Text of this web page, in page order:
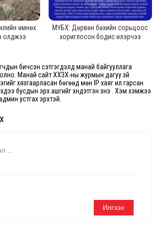
өмнөх
олджээ
МҮБХ: Дөрвөн бөхийн сорьцоос
хориглосон бодис илэрчээ
бичсэн сэтгэгдэлд манай байгууллага
болно. Манай сайт ХХЗХ-ны журмын дагуу зүй
хязгаарласан бөгөөд мөн IP хаяг ил гарсан
бусдын эрх ашгийг хүндэтгэн үзнэ үү. Хэм хэмжээ
устгах эрхтэй.